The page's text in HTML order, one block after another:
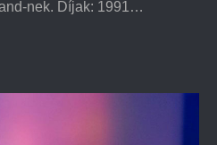
nek. Díjak: 1991…